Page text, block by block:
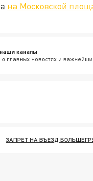
на Московской
каналы
главных новостях и
ЗАПРЕТ НА ВЪЕЗД